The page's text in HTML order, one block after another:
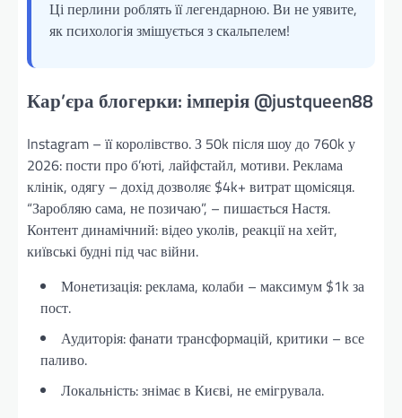
Ці перлини роблять її легендарною. Ви не уявите,
як психологія змішується з скальпелем!
Кар’єра блогерки: імперія @justqueen88
Instagram – її королівство. З 50k після шоу до 760k у
2026: пости про б’юті, лайфстайл, мотиви. Реклама
клінік, одягу – дохід дозволяє $4k+ витрат щомісяця.
“Заробляю сама, не позичаю”, – пишається Настя.
Контент динамічний: відео уколів, реакції на хейт,
київські будні під час війни.
Монетизація: реклама, колаби – максимум $1k за
пост.
Аудиторія: фанати трансформацій, критики – все
паливо.
Локальність: знімає в Києві, не емігрувала.